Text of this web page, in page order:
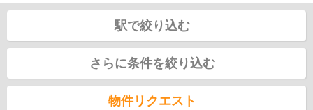
駅で絞り込む
さらに条件を絞り込む
物件リクエスト